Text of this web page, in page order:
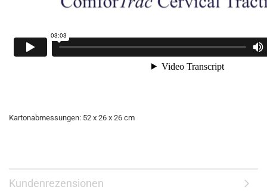
Kartonabmessungen: 52 x 26 x 26 cm
Kundenrezensionen